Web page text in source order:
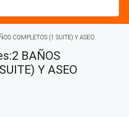
COMPLETOS (1 SUITE) Y ASEO
BAÑOS
Y ASEO